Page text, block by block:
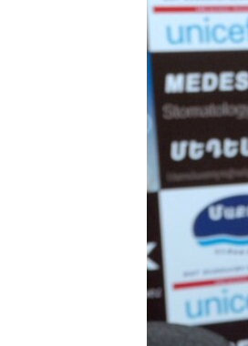
ՄԵԿՆԱԲԱՆՈՒԹՅՈՒՆ
ՁԳՏԵԼՈՎ ԼԱՎԱԳՈՒՅՆԻՆ